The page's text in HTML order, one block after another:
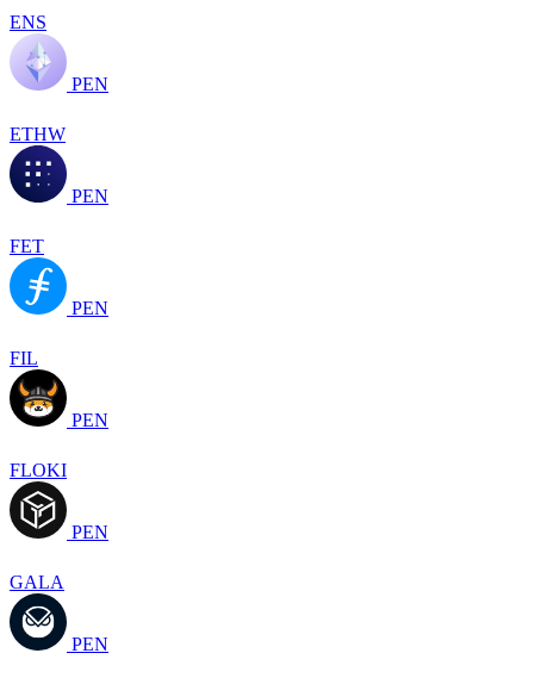
ENS
PEN
ETHW
PEN
FET
PEN
FIL
PEN
FLOKI
PEN
GALA
PEN